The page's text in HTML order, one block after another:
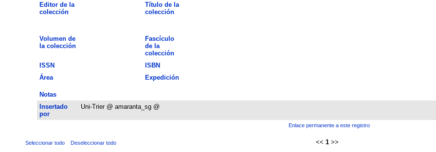
Editor de la
colección
Título de la
colección
Volumen de
la colección
Fascículo
de la
colección
ISSN ISBN
Área
Expedición
Notas
Insertado
por
Uni-Trier @ amaranta_sg @
Enlace permanente a este registro
Seleccionar todo Deseleccionar todo << 1 >>